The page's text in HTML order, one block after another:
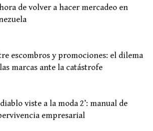
de volver a hacer mercadeo en
escombros y promociones: el dilema
marcas ante la catástrofe
diablo viste a la moda 2’: manual de
empresarial